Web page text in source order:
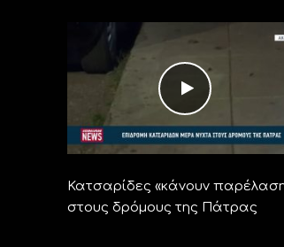
Κατσαρίδες «κάνουν
στους δρόμους της Πάτρας